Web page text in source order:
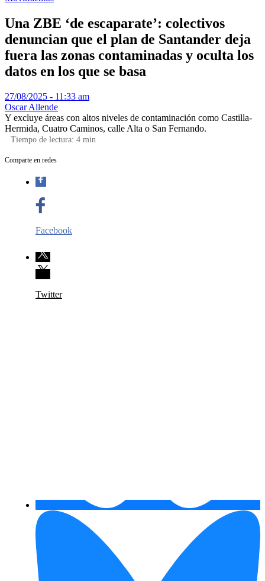
Una ZBE ‘de escaparate’: colectivos
denuncian que el plan de Santander deja
fuera las zonas contaminadas y oculta los
datos en los que se basa
27/08/2025 - 11:33 am
Oscar Allende
Y excluye áreas con altos niveles de contaminación como Castilla-
Hermida, Cuatro Caminos, calle Alta o San Fernando.
Tiempo de lectura: 4 min
Comparte en redes
Facebook
Twitter